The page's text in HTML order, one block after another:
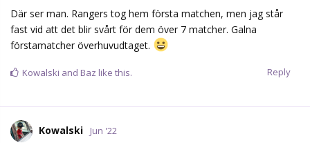
Där ser man. Rangers tog hem första matchen, men jag står
fast vid att det blir svårt för dem över 7 matcher. Galna
förstamatcher överhuvudtaget.
Reply
Kowalski and Baz like this.
Kowalski Jun '22